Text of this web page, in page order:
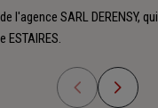
l'agence SARL DERENSY, qui